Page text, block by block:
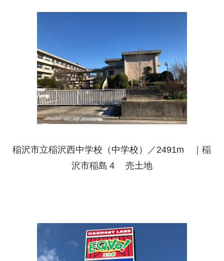
稲沢市立稲沢西中学校（中学校）／2491m ｜稲
沢市稲島４ 売土地